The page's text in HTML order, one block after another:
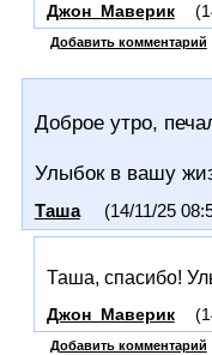
Джон_Маверик
Добавить комментарий
Доброе утро,
Улыбок в вашу
Таша (14/11/25
Таша, спасибо!
Джон_Маверик
Добавить комментарий